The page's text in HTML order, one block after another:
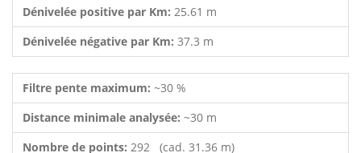
Dénivelée positive par Km: 25.61 m
Dénivelée négative par Km: 37.3 m
Filtre pente maximum: ~30 %
Distance minimale analysée: ~30 m
Nombre de points: 292 (cad. 31.36 m)